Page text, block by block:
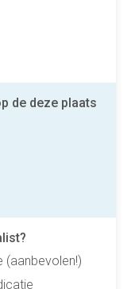
de deze plaats
(aanbevolen!)